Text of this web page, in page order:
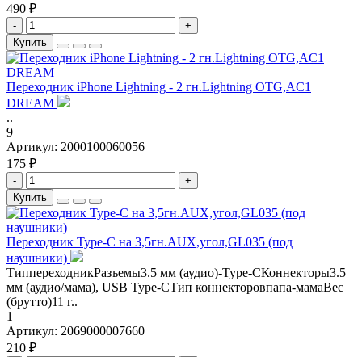
490 ₽
-
+
Купить
Переходник iPhone Lightning - 2 гн.Lightning OTG,AC1
DREAM
..
9
Артикул: 2000100060056
175 ₽
-
+
Купить
Переходник Type-C на 3,5гн.AUX,угол,GL035 (под
наушники)
ТиппереходникРазъемы3.5 мм (аудио)-Type-CКоннекторы3.5
мм (аудио/мама), USB Type-CТип коннекторовпапа-мамаВес
(брутто)11 г..
1
Артикул: 2069000007660
210 ₽